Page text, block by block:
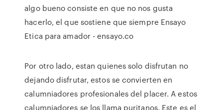
algo bueno consiste en que no nos gusta
hacerlo, el que sostiene que siempre Ensayo
Etica para amador - ensayo.co
Por otro lado, estan quienes solo disfrutan no
dejando disfrutar, estos se convierten en
calumniadores profesionales del placer. A estos
calumniadores se los llama puritanos. Este es el